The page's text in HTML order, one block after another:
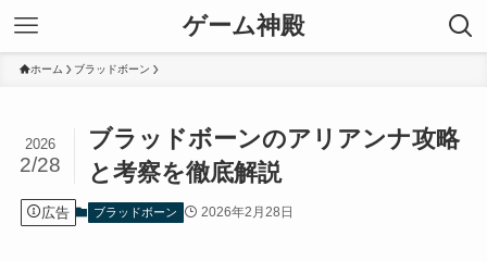
ゲーム神殿
ホーム ブラッドボーン
ブラッドボーンのアリアンナ攻略
と考察を徹底解説
2026
2/28
広告 ブラッドボーン 2026年2月28日